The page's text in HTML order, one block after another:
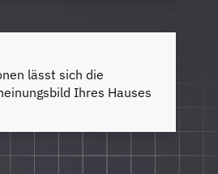
lässt sich die
Ihres Hauses